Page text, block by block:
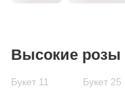
Высокие розы
Букет 11
Букет 25